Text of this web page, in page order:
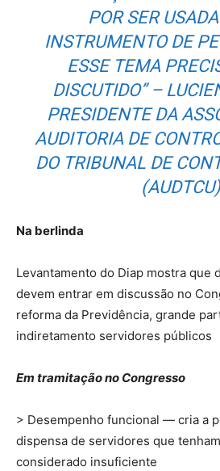
POR SER
INSTRUMENTO DE
ESSE TEMA
DISCUTIDO” –
PRESIDENTE DA
AUDITORIA DE
DO TRIBUNAL DE
(AUDTCU)
Na berlinda
Levantamento do Diap mostra que
devem entrar em discussão no
reforma da Previdência, grande
indiretamento servidores públicos
Em tramitação no Congresso
> Desempenho funcional — cria a
dispensa de servidores que
considerado insuficiente